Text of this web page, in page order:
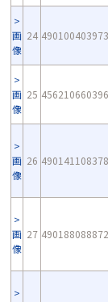
画
像
24
画
像
25
画
像
26
画
像
27